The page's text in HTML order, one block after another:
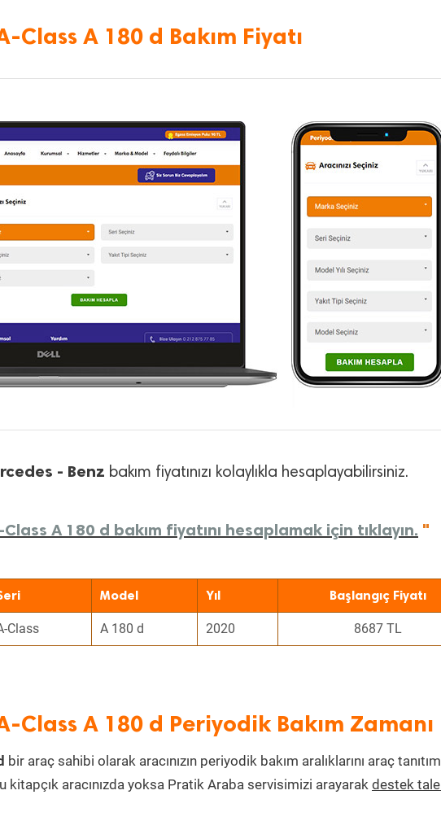
Class A 180 d Bakım Fiyatı
- Benz bakım fiyatınızı kolaylıkla hesaplayabilirsiniz.
A 180 d bakım fiyatını hesaplamak için tıklayın. "
Model Yıl Başlangıç Fiyatı
Class A 180 d 2020 8687 TL
Class A 180 d Periyodik Bakım Zamanı
bir araç sahibi olarak aracınızın periyodik bakım aralıklarını araç tanıtım
kitapçık aracınızda yoksa Pratik Araba servisimizi arayarak destek